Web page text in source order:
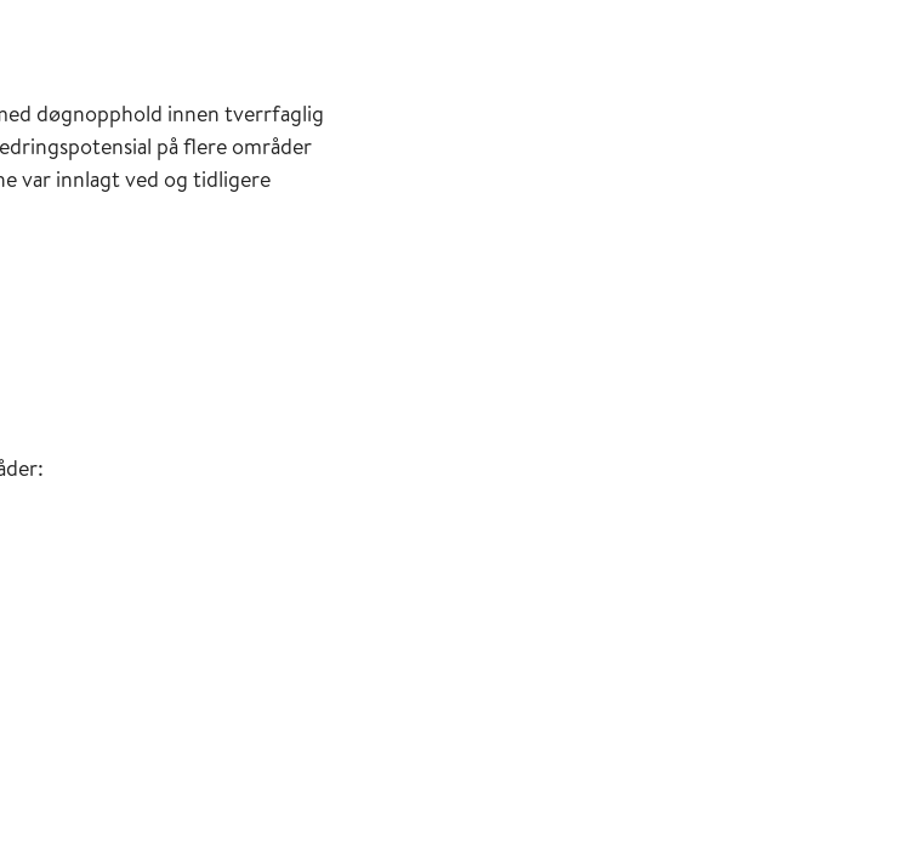
døgnopphold innen tverrfaglig
på flere områder
var innlagt ved og tidligere